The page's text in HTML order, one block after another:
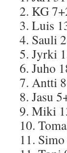
2. KG
3. Luis
4. Sauli
5. Jyrki
6. Juho
7. Antti
8. Jasu
9. Miki
10.
11.